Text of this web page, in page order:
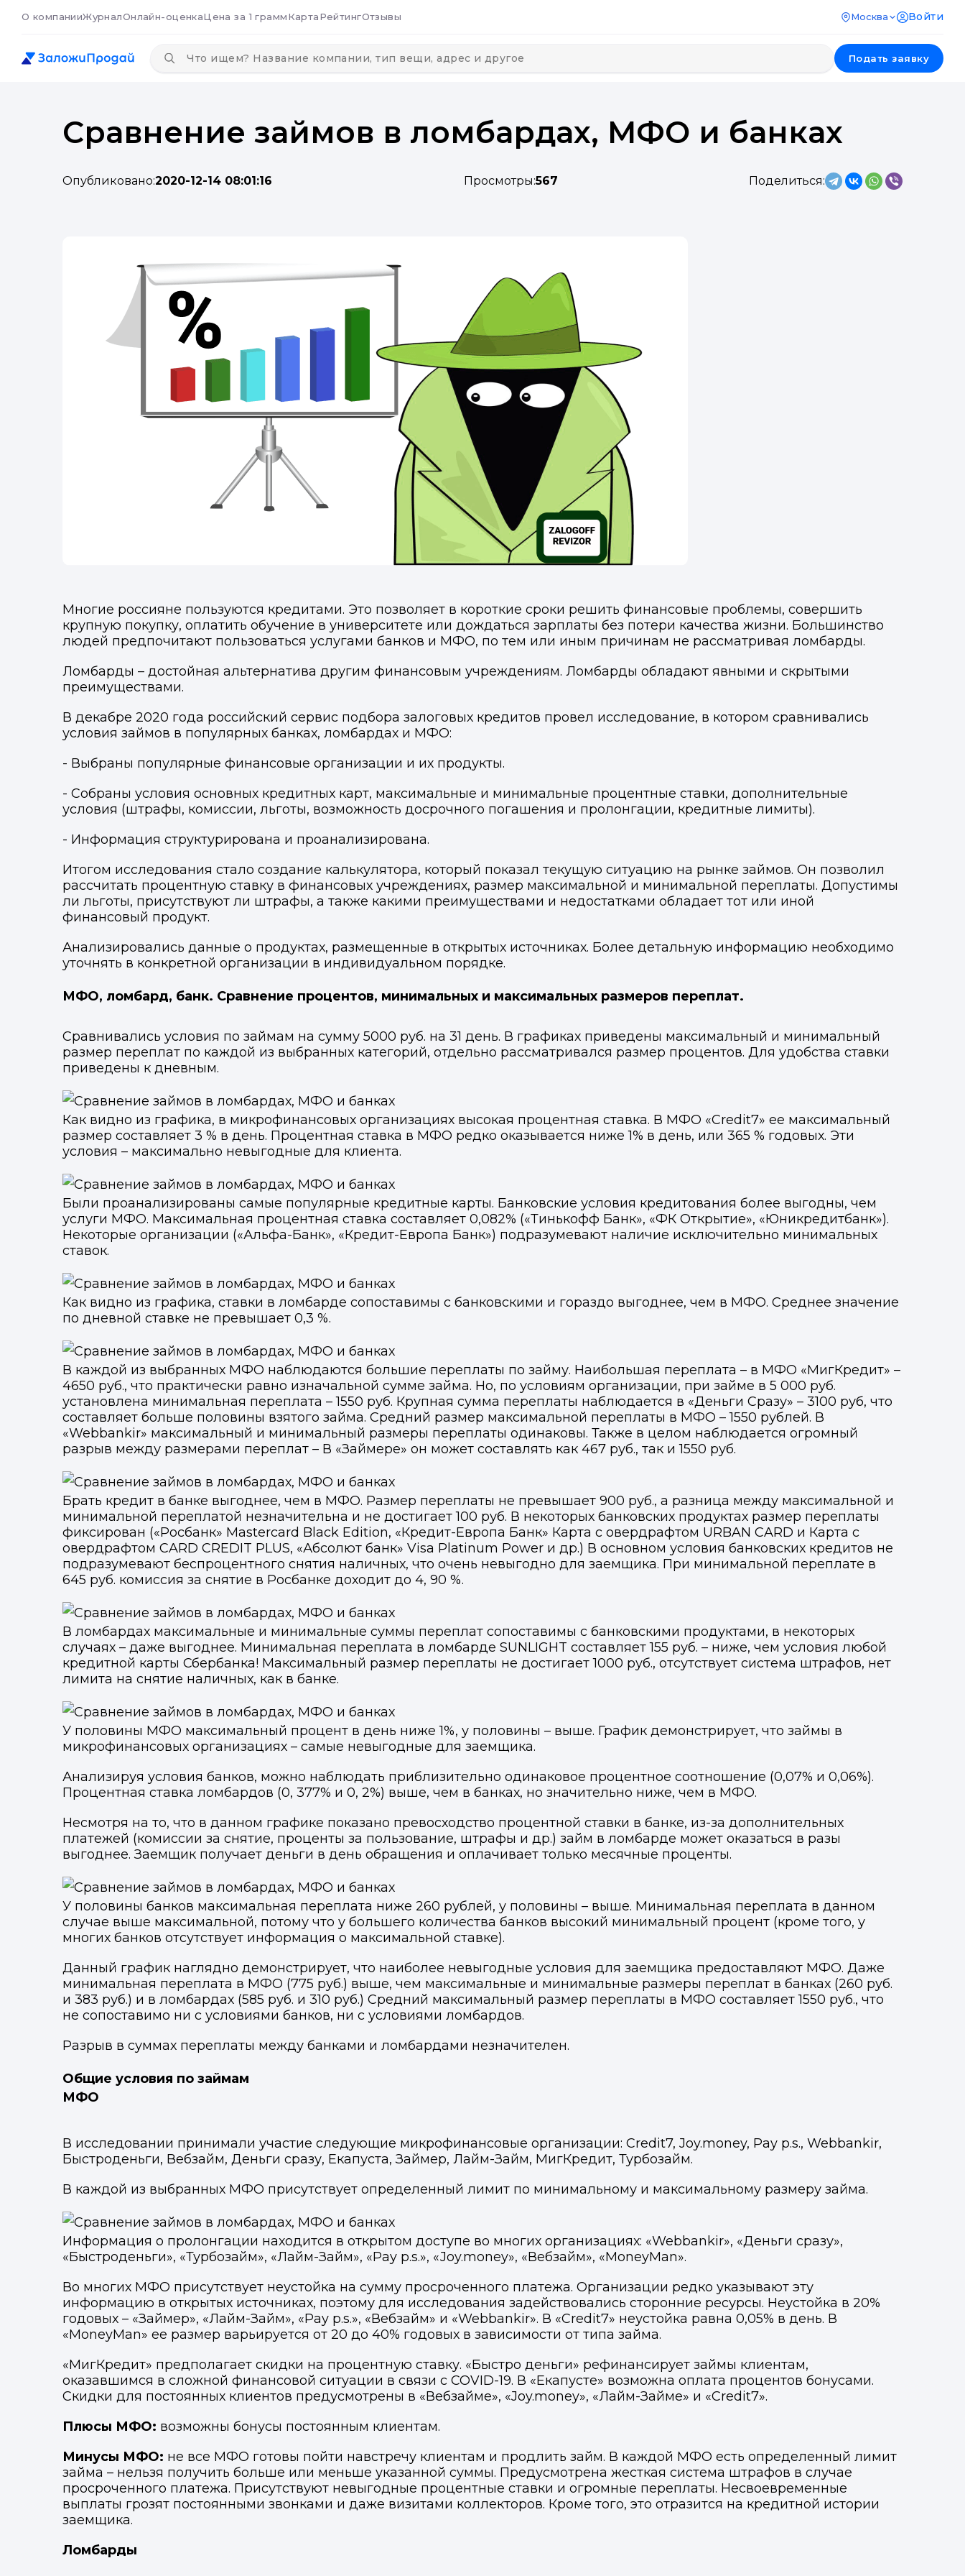
О компанииЖурналОнлайн-оценкаЦена за 1 граммКартаРейтингОтзывы Москва Войти
Подать заявку
Войти в профиль
Мы отправим код для входа на ваш номер телефона.
Телефон
Подать заявку
Отправьте заявку через мессенджер-бот — магазины увидят её и пришлют предложения. Фото, описание и AI-оценка
прямо в чате.
ВКонтакте
Подать заявку
Отправьте заявку через мессенджер-бот — магазины увидят её и пришлют предложения. Фото, описание и AI-оценка
прямо в чате.
ВКонтакте
Сравнение займов в ломбардах, МФО и банках
Опубликовано:2020-12-14 08:01:16 Просмотры:567 Поделиться:
Многие россияне пользуются кредитами. Это позволяет в короткие сроки решить финансовые проблемы, совершить
крупную покупку, оплатить обучение в университете или дождаться зарплаты без потери качества жизни. Большинство
людей предпочитают пользоваться услугами банков и МФО, по тем или иным причинам не рассматривая ломбарды.
Ломбарды – достойная альтернатива другим финансовым учреждениям. Ломбарды обладают явными и скрытыми
преимуществами.
В декабре 2020 года российский сервис подбора залоговых кредитов провел исследование, в котором сравнивались
условия займов в популярных банках, ломбардах и МФО:
- Выбраны популярные финансовые организации и их продукты.
- Собраны условия основных кредитных карт, максимальные и минимальные процентные ставки, дополнительные
условия (штрафы, комиссии, льготы, возможность досрочного погашения и пролонгации, кредитные лимиты).
- Информация структурирована и проанализирована.
Итогом исследования стало создание калькулятора, который показал текущую ситуацию на рынке займов. Он позволил
рассчитать процентную ставку в финансовых учреждениях, размер максимальной и минимальной переплаты. Допустимы
ли льготы, присутствуют ли штрафы, а также какими преимуществами и недостатками обладает тот или иной
финансовый продукт.
Анализировались данные о продуктах, размещенные в открытых источниках. Более детальную информацию необходимо
уточнять в конкретной организации в индивидуальном порядке.
МФО, ломбард, банк. Сравнение процентов, минимальных и максимальных размеров переплат.
Сравнивались условия по займам на сумму 5000 руб. на 31 день. В графиках приведены максимальный и минимальный
размер переплат по каждой из выбранных категорий, отдельно рассматривался размер процентов. Для удобства ставки
приведены к дневным.
Как видно из графика, в микрофинансовых организациях высокая процентная ставка. В МФО «Credit7» ее максимальный
размер составляет 3 % в день. Процентная ставка в МФО редко оказывается ниже 1% в день, или 365 % годовых. Эти
условия – максимально невыгодные для клиента.
Были проанализированы самые популярные кредитные карты. Банковские условия кредитования более выгодны, чем
услуги МФО. Максимальная процентная ставка составляет 0,082% («Тинькофф Банк», «ФК Открытие», «Юникредитбанк»).
Некоторые организации («Альфа-Банк», «Кредит-Европа Банк») подразумевают наличие исключительно минимальных
ставок.
Как видно из графика, ставки в ломбарде сопоставимы с банковскими и гораздо выгоднее, чем в МФО. Среднее значение
по дневной ставке не превышает 0,3 %.
В каждой из выбранных МФО наблюдаются большие переплаты по займу. Наибольшая переплата – в МФО «МигКредит» –
4650 руб., что практически равно изначальной сумме займа. Но, по условиям организации, при займе в 5 000 руб.
установлена минимальная переплата – 1550 руб. Крупная сумма переплаты наблюдается в «Деньги Сразу» – 3100 руб, что
составляет больше половины взятого займа. Средний размер максимальной переплаты в МФО – 1550 рублей. В
«Webbankir» максимальный и минимальный размеры переплаты одинаковы. Также в целом наблюдается огромный
разрыв между размерами переплат – В «Займере» он может составлять как 467 руб., так и 1550 руб.
Брать кредит в банке выгоднее, чем в МФО. Размер переплаты не превышает 900 руб., а разница между максимальной и
минимальной переплатой незначительна и не достигает 100 руб. В некоторых банковских продуктах размер переплаты
фиксирован («Росбанк» Mastercard Black Edition, «Кредит-Европа Банк» Карта с овердрафтом URBAN CARD и Карта с
овердрафтом CARD CREDIT PLUS, «Абсолют банк» Visa Platinum Power и др.) В основном условия банковских кредитов не
подразумевают беспроцентного снятия наличных, что очень невыгодно для заемщика. При минимальной переплате в
645 руб. комиссия за снятие в Росбанке доходит до 4, 90 %.
В ломбардах максимальные и минимальные суммы переплат сопоставимы с банковскими продуктами, в некоторых
случаях – даже выгоднее. Минимальная переплата в ломбарде SUNLIGHT составляет 155 руб. – ниже, чем условия любой
кредитной карты Сбербанка! Максимальный размер переплаты не достигает 1000 руб., отсутствует система штрафов, нет
лимита на снятие наличных, как в банке.
У половины МФО максимальный процент в день ниже 1%, у половины – выше. График демонстрирует, что займы в
микрофинансовых организациях – самые невыгодные для заемщика.
Анализируя условия банков, можно наблюдать приблизительно одинаковое процентное соотношение (0,07% и 0,06%).
Процентная ставка ломбардов (0, 377% и 0, 2%) выше, чем в банках, но значительно ниже, чем в МФО.
Несмотря на то, что в данном графике показано превосходство процентной ставки в банке, из-за дополнительных
платежей (комиссии за снятие, проценты за пользование, штрафы и др.) займ в ломбарде может оказаться в разы
выгоднее. Заемщик получает деньги в день обращения и оплачивает только месячные проценты.
У половины банков максимальная переплата ниже 260 рублей, у половины – выше. Минимальная переплата в данном
случае выше максимальной, потому что у большего количества банков высокий минимальный процент (кроме того, у
многих банков отсутствует информация о максимальной ставке).
Данный график наглядно демонстрирует, что наиболее невыгодные условия для заемщика предоставляют МФО. Даже
минимальная переплата в МФО (775 руб.) выше, чем максимальные и минимальные размеры переплат в банках (260 руб.
и 383 руб.) и в ломбардах (585 руб. и 310 руб.) Средний максимальный размер переплаты в МФО составляет 1550 руб., что
не сопоставимо ни с условиями банков, ни с условиями ломбардов.
Разрыв в суммах переплаты между банками и ломбардами незначителен.
Общие условия по займам
МФО
В исследовании принимали участие следующие микрофинансовые организации: Credit7, Joy.money, Pay p.s., Webbankir,
Быстроденьги, Вебзайм, Деньги сразу, Екапуста, Займер, Лайм-Займ, МигКредит, Турбозайм.
В каждой из выбранных МФО присутствует определенный лимит по минимальному и максимальному размеру займа.
Информация о пролонгации находится в открытом доступе во многих организациях: «Webbankir», «Деньги сразу»,
«Быстроденьги», «Турбозайм», «Лайм-Займ», «Pay p.s.», «Joy.money», «Вебзайм», «MoneyMan».
Во многих МФО присутствует неустойка на сумму просроченного платежа. Организации редко указывают эту
информацию в открытых источниках, поэтому для исследования задействовались сторонние ресурсы. Неустойка в 20%
годовых – «Займер», «Лайм-Займ», «Pay p.s.», «Вебзайм» и «Webbankir». В «Credit7» неустойка равна 0,05% в день. В
«MoneyMan» ее размер варьируется от 20 до 40% годовых в зависимости от типа займа.
«МигКредит» предполагает скидки на процентную ставку. «Быстро деньги» рефинансирует займы клиентам,
оказавшимся в сложной финансовой ситуации в связи с COVID-19. В «Екапусте» возможна оплата процентов бонусами.
Скидки для постоянных клиентов предусмотрены в «Вебзайме», «Joy.money», «Лайм-Займе» и «Credit7».
Плюсы МФО: возможны бонусы постоянным клиентам.
Минусы МФО: не все МФО готовы пойти навстречу клиентам и продлить займ. В каждой МФО есть определенный лимит
займа – нельзя получить больше или меньше указанной суммы. Предусмотрена жесткая система штрафов в случае
просроченного платежа. Присутствуют невыгодные процентные ставки и огромные переплаты. Несвоевременные
выплаты грозят постоянными звонками и даже визитами коллекторов. Кроме того, это отразится на кредитной истории
заемщика.
Ломбарды